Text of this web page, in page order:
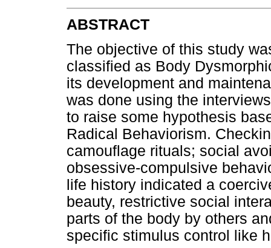
ABSTRACT
The objective of this study
classified as Body
its development and
was done using the
to raise some hypothesis
Radical Behaviorism.
camouflage rituals; social
obsessive-compulsive
life history indicated a
beauty, restrictive social
parts of the body by others
specific stimulus control like